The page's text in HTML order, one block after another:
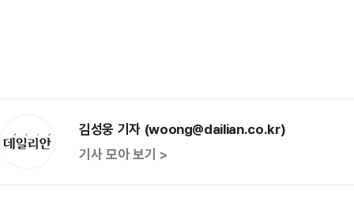
김성웅 기자 (woong@dailian.co.kr)
기사 모아 보기 >